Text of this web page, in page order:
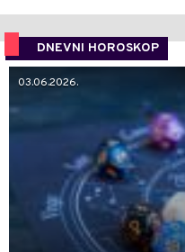
DNEVNI HOROSKOP
03.06.2026.